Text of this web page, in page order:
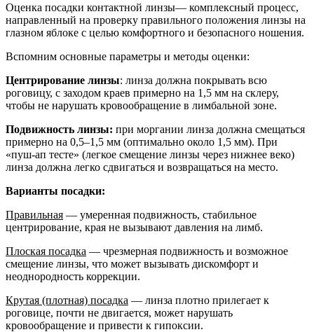
Оценка посадки контактной линзы— комплексный процесс,
направленный на проверку правильного положения линзы на
глазном яблоке с целью комфортного и безопасного ношения.
Вспомним основные параметры и методы оценки:
Центрирование линзы: линза должна покрывать всю
роговицу, с заходом краев примерно на 1,5 мм на склеру,
чтобы не нарушать кровообращение в лимбальной зоне.
Подвижность линзы: при моргании линза должна смещаться
примерно на 0,5–1,5 мм (оптимально около 1,5 мм). При
«пуш-ап тесте» (легкое смещение линзы через нижнее веко)
линза должна легко сдвигаться и возвращаться на место.
Варианты посадки:
Правильная — умеренная подвижность, стабильное
центрирование, края не вызывают давления на лимб.
Плоская посадка — чрезмерная подвижность и возможное
смещение линзы, что может вызывать дискомфорт и
неоднородность коррекции.
Крутая (плотная) посадка — линза плотно прилегает к
роговице, почти не двигается, может нарушать
кровообращение и привести к гипоксии.